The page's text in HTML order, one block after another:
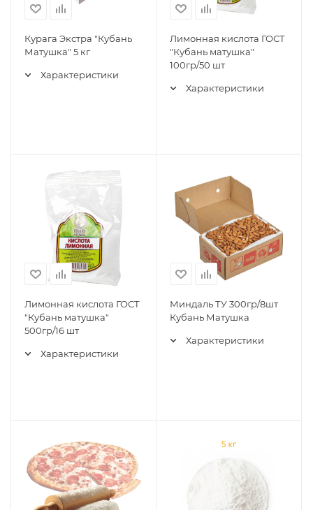
Курага Экстра "Кубань
Матушка" 5 кг
Характеристики
Лимонная кислота ГОСТ
"Кубань матушка"
100гр/50 шт
Характеристики
Лимонная кислота ГОСТ
"Кубань матушка"
500гр/16 шт
Характеристики
Миндаль ТУ 300гр/8шт
Кубань Матушка
Характеристики